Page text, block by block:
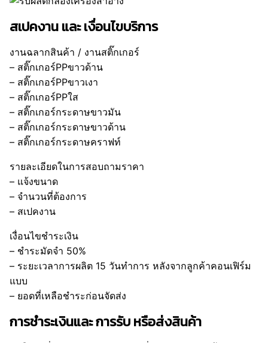
สเปคงาน และ เงื่อนไขบริการ
งานฉลากสินค้า / งานสติ๊กเกอร์
– สติ๊กเกอร์PPขาวด้าน
– สติ๊กเกอร์PPขาวเงา
– สติ๊กเกอร์PPใส
– สติ๊กเกอร์กระดาษขาวมัน
– สติ๊กเกอร์กระดาษขาวด้าน
– สติ๊กเกอร์กระดาษคราฟท์
รายละเอียดในการสอบถามราคา
– แจ้งขนาด
– จำนวนที่ต้องการ
– สเปคงาน
เงื่อนไขชำระเงิน
– ชำระมัดจำ 50%
– ระยะเวลาการผลิต 15 วันทำการ หลังจากลูกค้าคอนเฟิร์ม
แบบ
– ยอดที่เหลือชำระก่อนจัดส่ง
การชำระเงินและ การรับ หรือส่งสินค้า